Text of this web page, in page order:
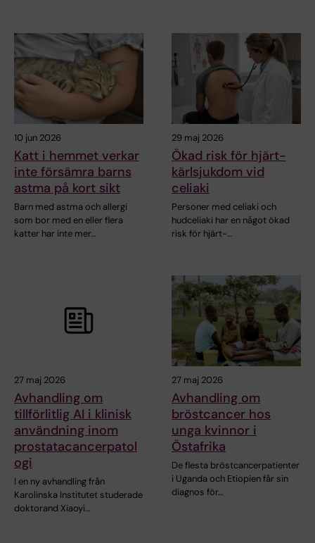
10 jun 2026
Katt i hemmet verkar
inte försämra barns
astma på kort sikt
Barn med astma och allergi
som bor med en eller flera
katter har inte mer…
29 maj 2026
Ökad risk för hjärt-
kärlsjukdom vid
celiaki
Personer med celiaki och
hudceliaki har en något ökad
risk för hjärt-…
27 maj 2026
Avhandling om
tillförlitlig AI i klinisk
användning inom
prostatacancerpatol
ogi
I en ny avhandling från
Karolinska Institutet studerade
doktorand Xiaoyi…
27 maj 2026
Avhandling om
bröstcancer hos
unga kvinnor i
Östafrika
De flesta bröstcancerpatienter
i Uganda och Etiopien får sin
diagnos för…